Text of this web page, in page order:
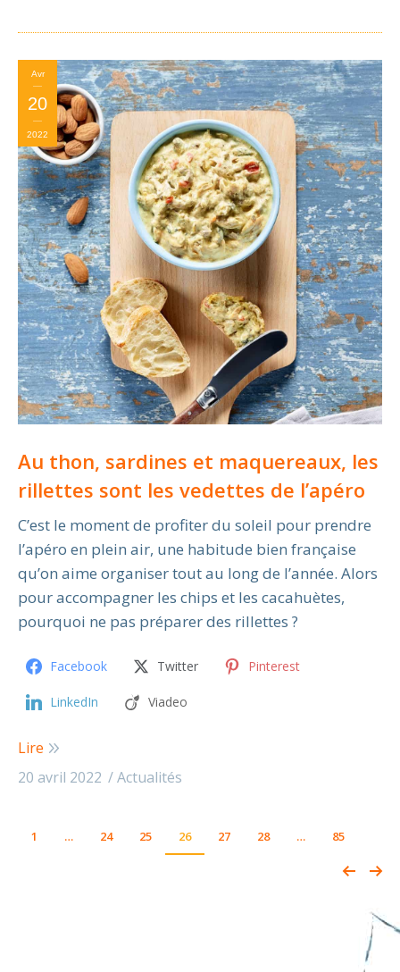
Avr
20
2022
Au thon, sardines et maquereaux, les
rillettes sont les vedettes de l’apéro
C’est le moment de profiter du soleil pour prendre
l’apéro en plein air, une habitude bien française
qu’on aime organiser tout au long de l’année. Alors
pour accompagner les chips et les cacahuètes,
pourquoi ne pas préparer des rillettes ?
Facebook Twitter Pinterest
LinkedIn Viadeo
Lire
20 avril 2022
Actualités
1 … 24 25 26 27 28 … 85